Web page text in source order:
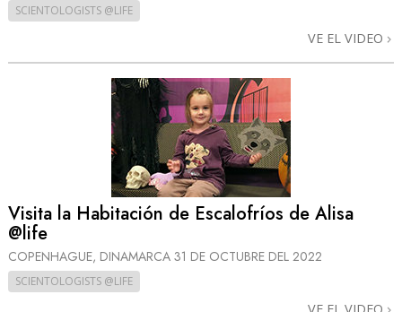
SCIENTOLOGISTS @LIFE
VE EL VIDEO
Visita la Habitación de Escalofríos de Alisa
@life
COPENHAGUE, DINAMARCA 31 DE OCTUBRE DEL 2022
SCIENTOLOGISTS @LIFE
VE EL VIDEO